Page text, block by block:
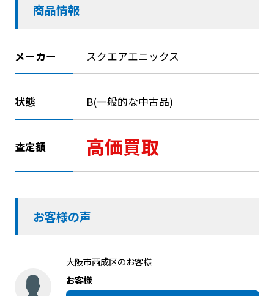
商品情報
メーカー スクエアエニックス
状態 B(一般的な中古品)
査定額 高価買取
お客様の声
大阪市西成区のお客様
お客様